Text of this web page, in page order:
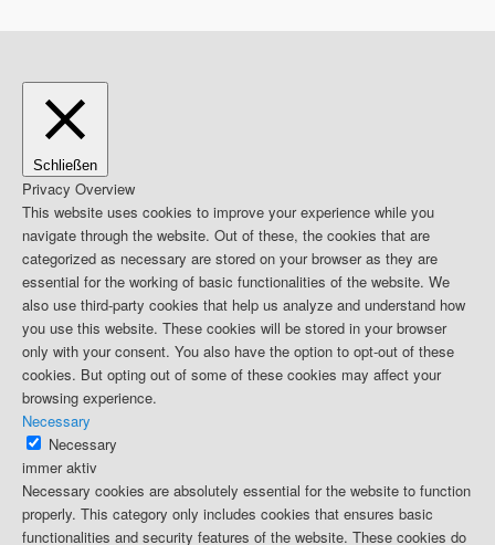
Schließen
Privacy Overview
This website uses cookies to improve your experience while you
navigate through the website. Out of these, the cookies that are
categorized as necessary are stored on your browser as they are
essential for the working of basic functionalities of the website. We
also use third-party cookies that help us analyze and understand how
you use this website. These cookies will be stored in your browser
only with your consent. You also have the option to opt-out of these
cookies. But opting out of some of these cookies may affect your
browsing experience.
Necessary
Necessary
immer aktiv
Necessary cookies are absolutely essential for the website to function
properly. This category only includes cookies that ensures basic
functionalities and security features of the website. These cookies do